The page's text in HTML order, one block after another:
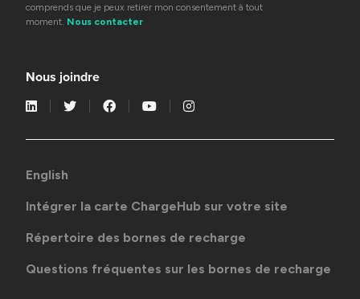
comprends que je peux retirer mon consentement à tout
moment. Nous contacter
Nous joindre
English
Intégrer la carte ChargeHub sur votre site
Répertoire des bornes de recharge
Questions fréquentes sur les bornes de recharge